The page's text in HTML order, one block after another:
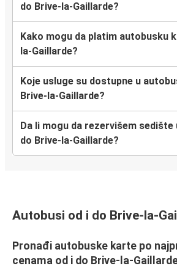
do Brive-la-Gaillarde?
Kako mogu da platim autobusku
la-Gaillarde?
Koje usluge su dostupne u
Brive-la-Gaillarde?
Da li mogu da rezervišem sedište
do Brive-la-Gaillarde?
Autobusi od i do Brive-la-
Pronađi autobuske karte po
cenama od i do Brive-la-